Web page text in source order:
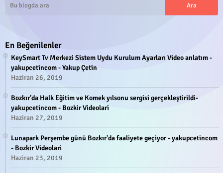
En Beğenilenler
KeySmart Tv Merkezi Sistem Uydu Kurulum Ayarları Video anlatım -
yakupcetincom - Yakup Çetin
Haziran 26, 2019
Bozkır’da Halk Eğitim ve Komek yılsonu sergisi gerçekleştirildi-
yakupcetincom - Bozkir Videolari
Haziran 27, 2019
Lunapark Perşembe günü Bozkır'da faaliyete geçiyor - yakupcetincom
- Bozkir Videolari
Haziran 23, 2019